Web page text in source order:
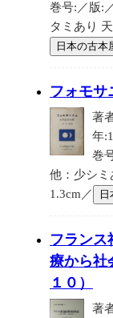
巻号:／版:
タミあり
日本の古本
フォモサ
著
年
巻
他：少シミ
1.3cm／
フランス
療から社
１０）
著